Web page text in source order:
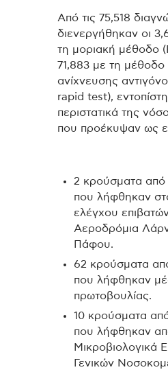
Από τις 75,518
διενεργήθηκαν οι
τη μοριακή μέθοδο
71,883 με τη μέθοδο
ανίχνευσης
rapid test),
περιστατικά της
που προέκυψαν ως
2 κρούσματα από
που λήφθηκαν
ελέγχου
Αεροδρόμια
Πάφου.
62 κρούσματα
που λήφθηκαν
πρωτοβουλίας.
10 κρούσματα
που λήφθηκαν
Μικροβιολογικά
Γενικών